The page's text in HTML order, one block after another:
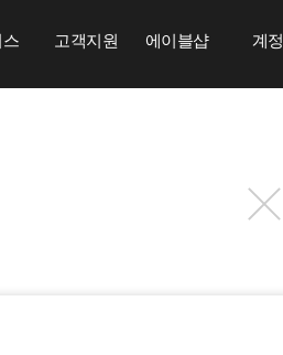
고객지원 에이블샵 계정